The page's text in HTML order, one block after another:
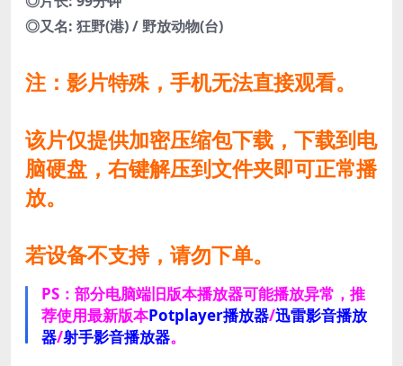
◎又名: 狂野(港) / 野放动物(台)
注：影片特殊，手机无法直接观看。
该片仅提供加密压缩包下载，下载到电
脑硬盘，右键解压到文件夹即可正常播
放。
若设备不支持，请勿下单。
PS：部分电脑端旧版本播放器可能播放异常，推
荐使用最新版本Potplayer播放器/迅雷影音播放
器/射手影音播放器。